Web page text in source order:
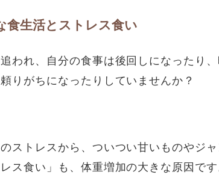
食生活とストレス食い
われ、自分の食事は後回しになったり
りがちになったりしていませんか？
ストレスから、ついつい甘いものやジ
ス食い」も、体重増加の大きな原因です